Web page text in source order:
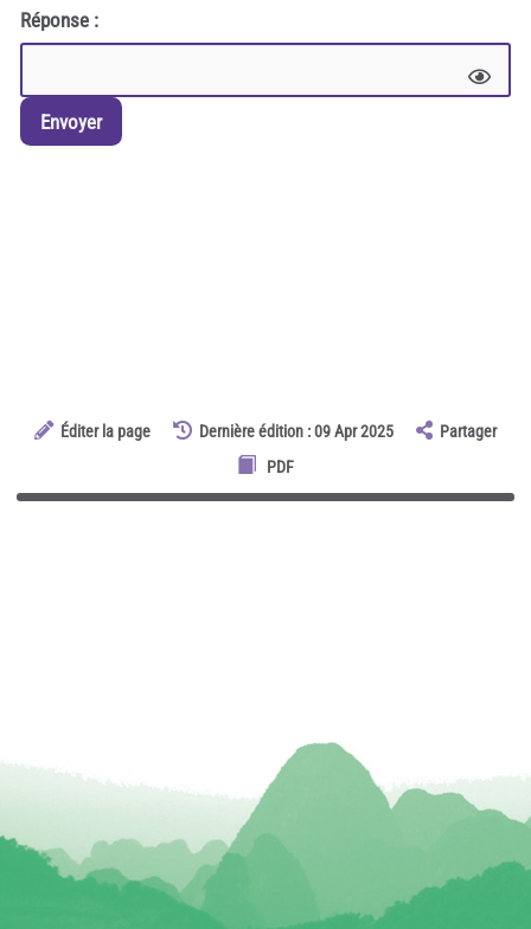
Réponse :
Envoyer
Éditer la page Dernière édition : 09 Apr 2025
Partager
PDF